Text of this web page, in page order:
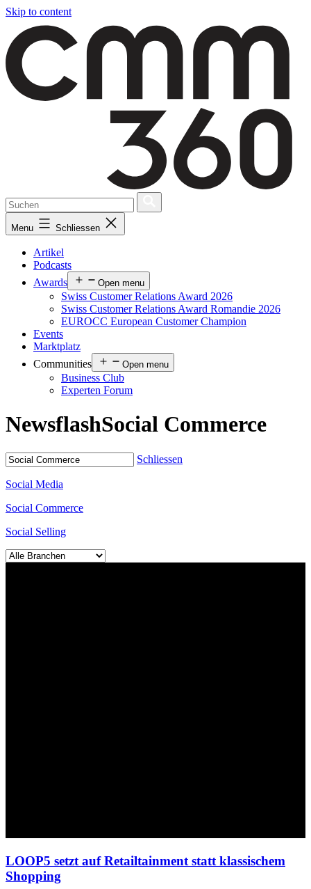
Skip to content
Menu Schliessen
Artikel
Podcasts
Awards
Open menu
Swiss Customer Relations Award 2026
Swiss Customer Relations Award Romandie 2026
EUROCC European Customer Champion
Events
Marktplatz
Communities
Open menu
Business Club
Experten Forum
NewsflashSocial Commerce
Schliessen
Social Media
Social Commerce
Social Selling
LOOP5 setzt auf Retailtainment statt klassischem
Shopping